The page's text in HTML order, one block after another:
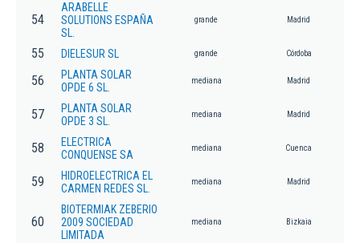
54
ARABELLE
SOLUTIONS ESPAÑA
SL.
grande Madrid
55 DIELESUR SL grande Córdoba
56
PLANTA SOLAR
OPDE 6 SL.
mediana Madrid
57
PLANTA SOLAR
OPDE 3 SL.
mediana Madrid
58
ELECTRICA
CONQUENSE SA
mediana Cuenca
59
HIDROELECTRICA EL
CARMEN REDES SL.
mediana Madrid
60
BIOTERMIAK ZEBERIO
2009 SOCIEDAD
LIMITADA
mediana Bizkaia